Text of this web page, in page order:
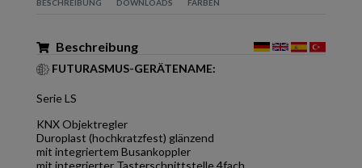
BESCHREIBUNG DOWNLOADS FARBEN
Beschreibung
FUTURASMUS-GERÄTENAME:
Serie LS
KNX Objektregler
Duroplast (hochkratzfest) glänzend
mit integriertem Busankoppler